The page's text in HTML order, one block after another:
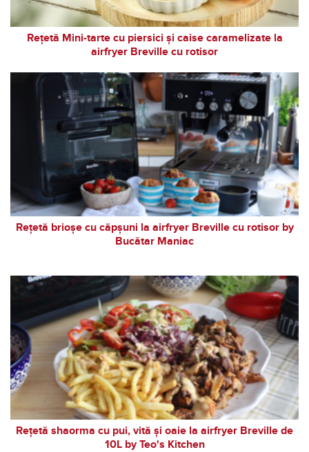
Rețetă Mini-tarte cu piersici și caise caramelizate la
airfryer Breville cu rotisor
Rețetă brioșe cu căpșuni la airfryer Breville cu rotisor by
Bucătar Maniac
Rețetă shaorma cu pui, vită și oaie la airfryer Breville de
10L by Teo's Kitchen